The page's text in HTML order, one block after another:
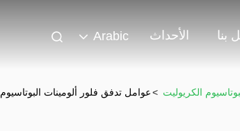
بنا الأحداث Arabic
الكريوليت >عوامل تدفق فلور ألومينات البوتاسيوم 20 شبكة فلوريد الألومنيوم البوتاسيوم